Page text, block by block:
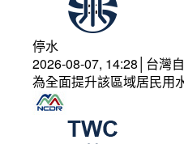
停水
2026-08-07, 14:28│台灣
為全面提升該區域居民用